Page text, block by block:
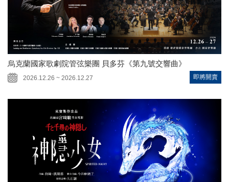
烏克蘭國家歌劇院管弦樂團 貝多芬《第九號交響曲》
2026.12.26 ~ 2026.12.27 即將開賣